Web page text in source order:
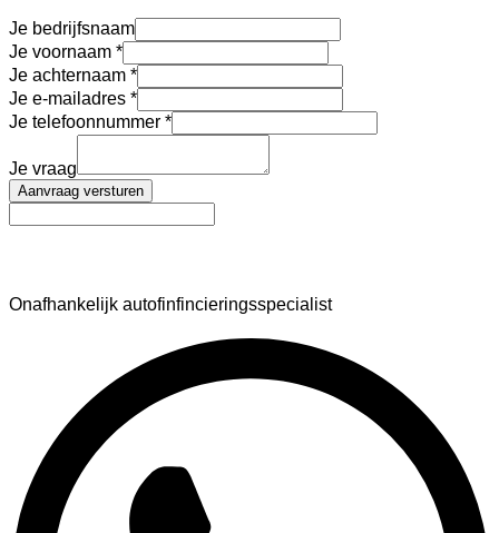
Je bedrijfsnaam
Je voornaam
Je achternaam
Je e-mailadres
Je telefoonnummer
Je vraag
Aanvraag versturen
Onafhankelijk autofinfincieringsspecialist